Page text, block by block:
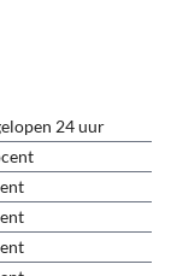
24 uur